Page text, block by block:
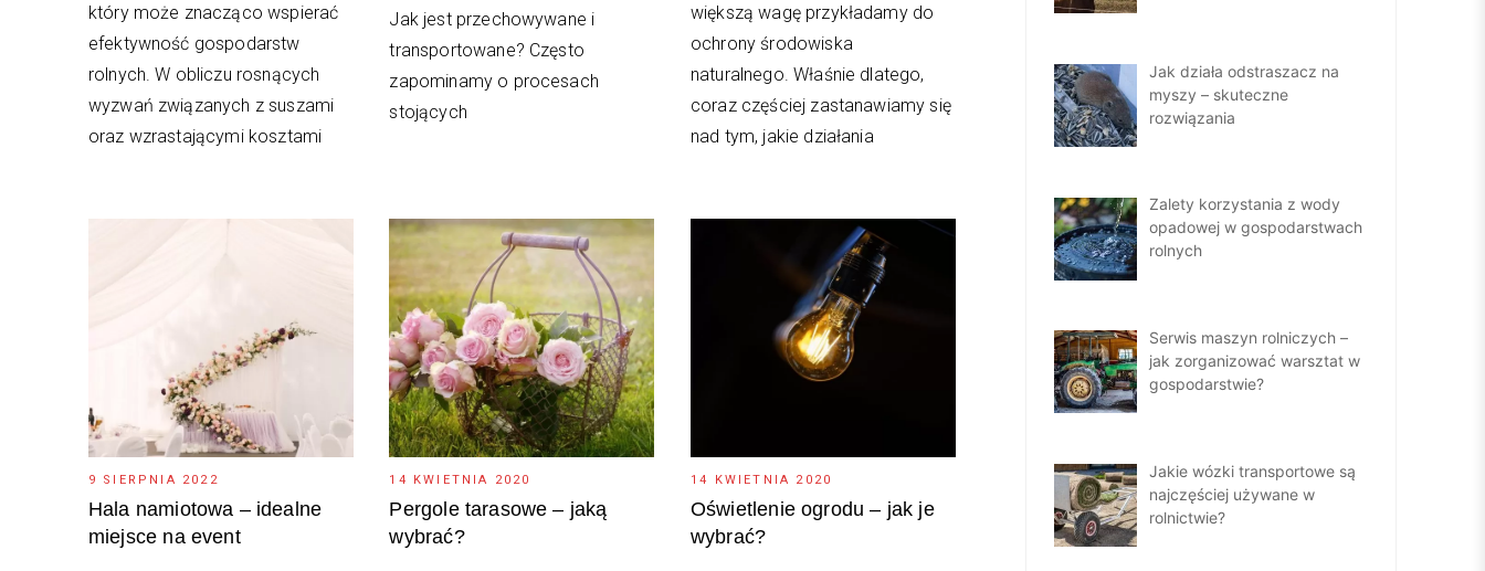
który może znacząco wspierać
efektywność gospodarstw
rolnych. W obliczu rosnących
wyzwań związanych z suszami
oraz wzrastającymi kosztami
Jak jest przechowywane i
transportowane? Często
zapominamy o procesach
stojących
większą wagę przykładamy do
ochrony środowiska
naturalnego. Właśnie dlatego,
coraz częściej zastanawiamy się
nad tym, jakie działania
9 SIERPNIA 2022
Hala namiotowa – idealne
miejsce na event
14 KWIETNIA 2020
Pergole tarasowe – jaką
wybrać?
14 KWIETNIA 2020
Oświetlenie ogrodu – jak je
wybrać?
Jak działa odstraszacz na
myszy – skuteczne
rozwiązania
Zalety korzystania z wody
opadowej w gospodarstwach
rolnych
Serwis maszyn rolniczych –
jak zorganizować warsztat w
gospodarstwie?
Jakie wózki transportowe są
najczęściej używane w
rolnictwie?